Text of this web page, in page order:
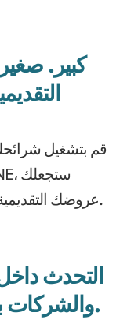
كبير.
قم بتشغيل
عروضك التقديمية تبدو دائمًا محترفًا في قمة عطائك.
التحدث
والشركات بعروض تقديمية احترافية.